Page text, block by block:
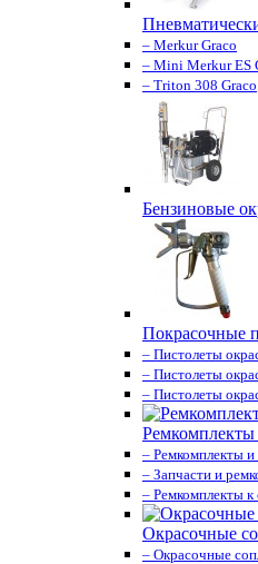
– Merkur Graco
– Mini Merkur ES
– Triton 308 Graco
Бензиновые
Покрасочные
– Пистолеты
– Пистолеты
– Пистолеты
Ремкомплекты
– Ремкомплекты и
– Запчасти и
– Ремкомплекты
Окрасочные
– Окрасочные